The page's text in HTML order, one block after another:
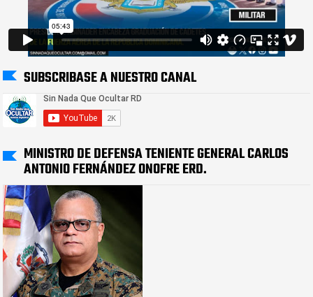
SUBSCRIBASE A NUESTRO CANAL
MINISTRO DE DEFENSA TENIENTE GENERAL CARLOS
ANTONIO FERNÁNDEZ ONOFRE ERD.